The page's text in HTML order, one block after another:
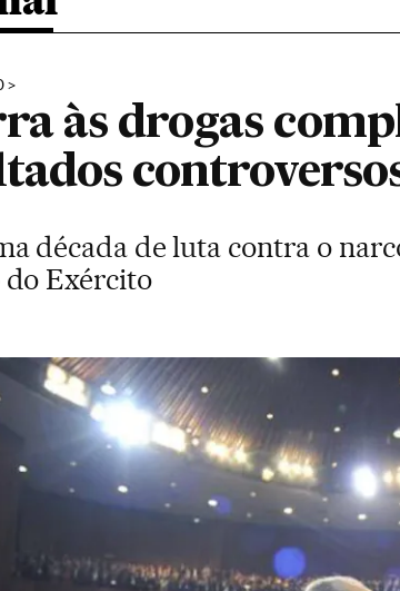
às drogas
década de luta contra o
do Exército